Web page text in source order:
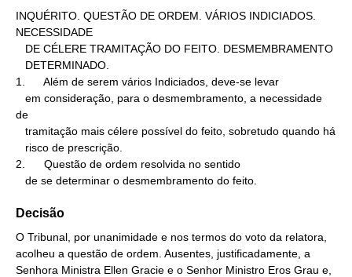
INQUÉRITO. QUESTÃO DE ORDEM. VÁRIOS INDICIADOS.
NECESSIDADE
1.      Além de serem vários Indiciados, deve-se levar
de
2.      Questão de ordem resolvida no sentido
   de se determinar o desmembramento do feito.
Decisão
O Tribunal, por unanimidade e nos termos do voto da relatora,
acolheu a questão de ordem. Ausentes, justificadamente, a
Senhora Ministra Ellen Gracie e o Senhor Ministro Eros Grau e,